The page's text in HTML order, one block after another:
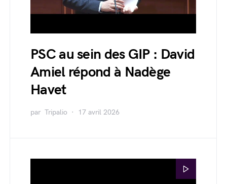
PSC au sein des GIP : David
Amiel répond à Nadège
Havet
par Tripalio 17 avril 2026